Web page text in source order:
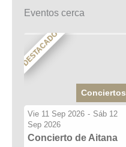
Eventos cerca
DESTACADO
Conciertos
Vie 11 Sep 2026 - Sáb 12
Sep 2026
Concierto de Aitana